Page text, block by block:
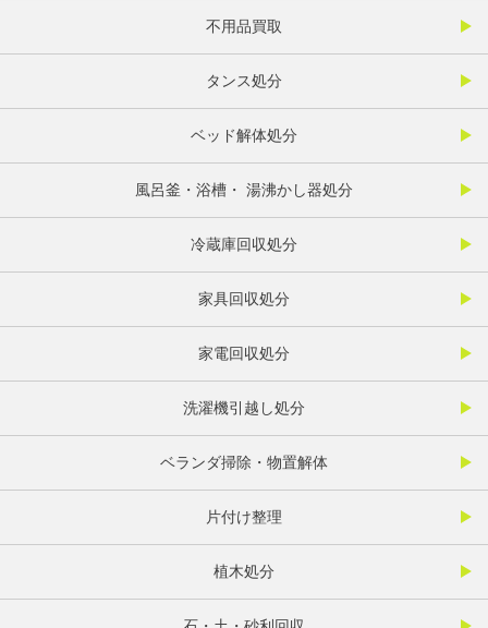
不用品買取
タンス処分
ベッド解体処分
風呂釜・浴槽・ 湯沸かし器処分
冷蔵庫回収処分
家具回収処分
家電回収処分
洗濯機引越し処分
ベランダ掃除・物置解体
片付け整理
植木処分